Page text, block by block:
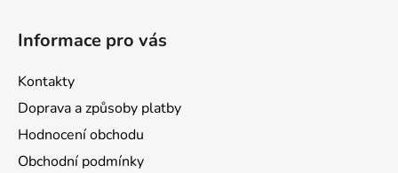
Informace pro vás
Kontakty
Doprava a způsoby platby
Hodnocení obchodu
Obchodní podmínky